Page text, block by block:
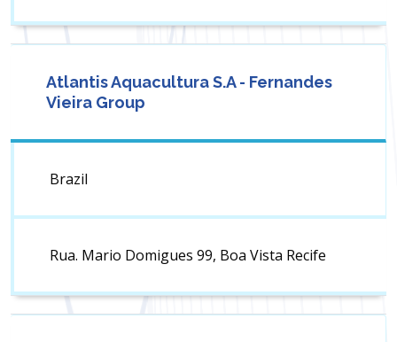
Atlantis Aquacultura S.A - Fernandes
Vieira Group
Brazil
Rua. Mario Domigues 99, Boa Vista Recife